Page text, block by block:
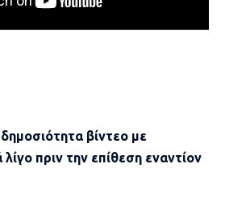
βίντεο με
λίγο πριν την επίθεση εναντίον